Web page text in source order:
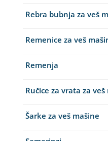
Rebra bubnja za veš
Remenice za veš
Remenja
Ručice za vrata za
Šarke za veš mašine